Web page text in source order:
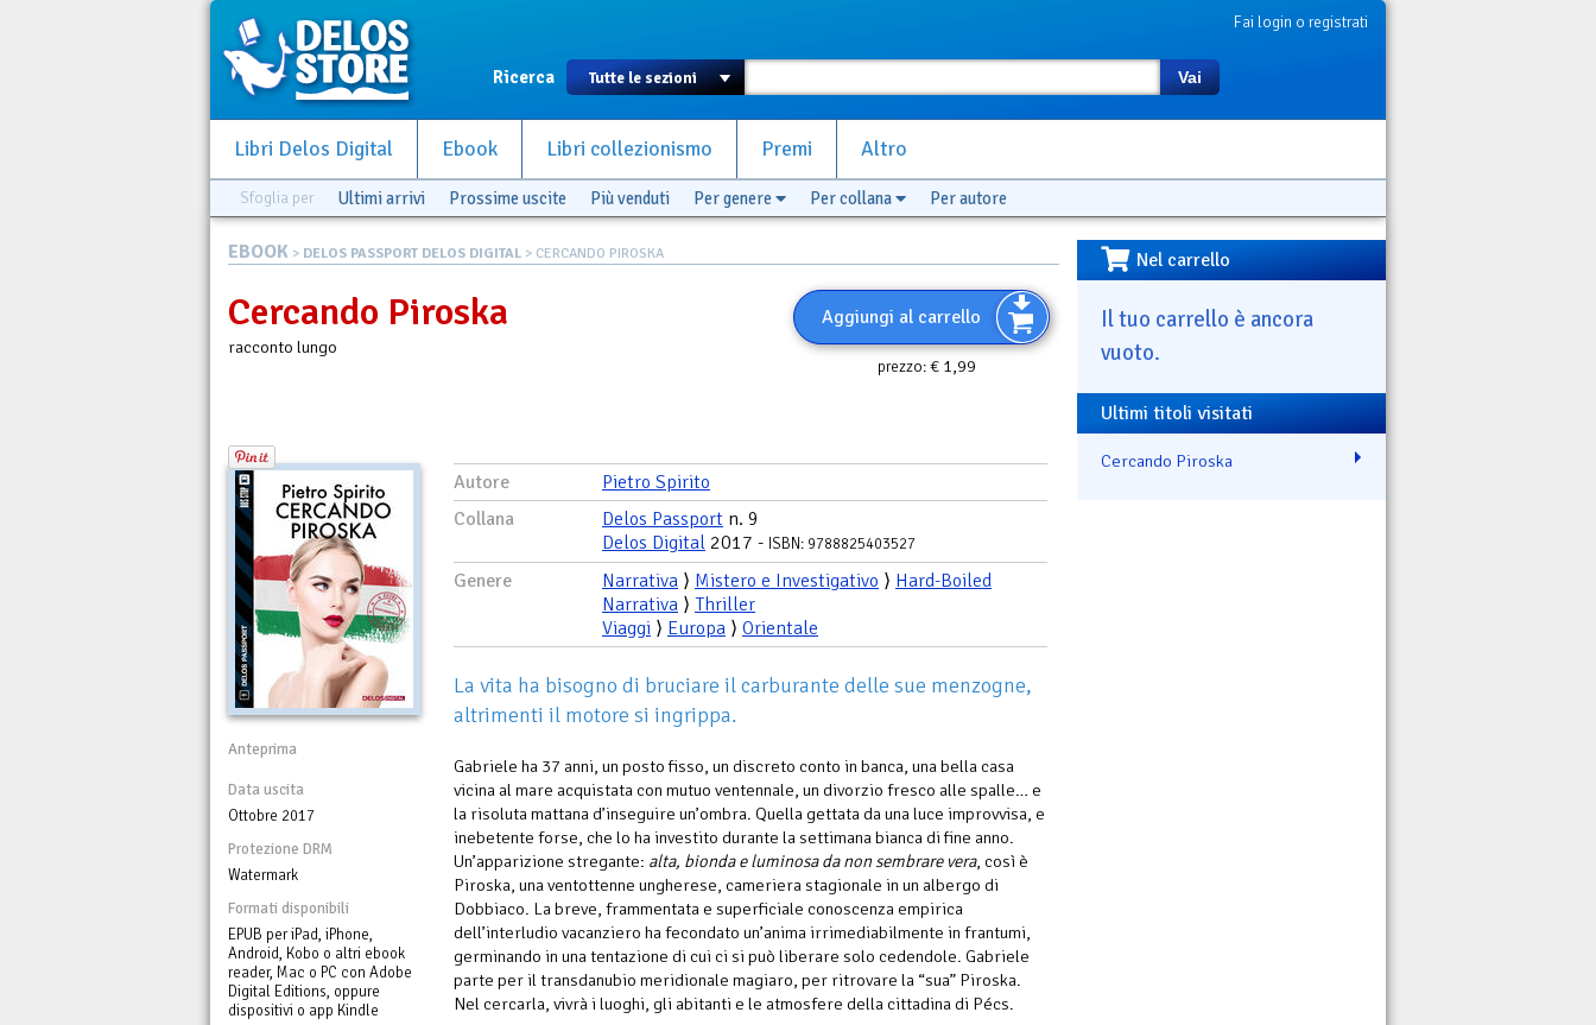
Fai login o registrati
Ricerca Vai
Libri Delos Digital Ebook Libri collezionismo Premi Altro
Sfoglia per Ultimi arrivi Prossime uscite Più venduti Per genere Per collana Per autore
EBOOK > DELOS PASSPORT DELOS DIGITAL > CERCANDO PIROSKA
Aggiungi al carrello
prezzo:€ 1,99
Cercando Piroska
racconto lungo
Anteprima
Data uscita
Ottobre 2017
Protezione DRM
Watermark
Formati disponibili
EPUB per iPad, iPhone,
Android, Kobo o altri ebook
reader, Mac o PC con Adobe
Digital Editions, oppure
dispositivi o app Kindle
Autore
Pietro Spirito
Collana
Delos Passport n. 9
Delos Digital 2017 - ISBN: 9788825403527
Genere Narrativa ⟩ Mistero e Investigativo ⟩ Hard-Boiled
Narrativa ⟩ Thriller
Viaggi ⟩ Europa ⟩ Orientale
La vita ha bisogno di bruciare il carburante delle sue menzogne,
altrimenti il motore si ingrippa.
Gabriele ha 37 anni, un posto fisso, un discreto conto in banca, una bella casa
vicina al mare acquistata con mutuo ventennale, un divorzio fresco alle spalle… e
la risoluta mattana d’inseguire un’ombra. Quella gettata da una luce improvvisa, e
inebetente forse, che lo ha investito durante la settimana bianca di fine anno.
Un’apparizione stregante: alta, bionda e luminosa da non sembrare vera, così è
Piroska, una ventottenne ungherese, cameriera stagionale in un albergo di
Dobbiaco. La breve, frammentata e superficiale conoscenza empirica
dell’interludio vacanziero ha fecondato un’anima irrimediabilmente in frantumi,
germinando in una tentazione di cui ci si può liberare solo cedendole. Gabriele
parte per il transdanubio meridionale magiaro, per ritrovare la “sua” Piroska.
Nel cercarla, vivrà i luoghi, gli abitanti e le atmosfere della cittadina di Pécs.
Nel carrello
Il tuo carrello è ancora
vuoto.
Ultimi titoli visitati
Cercando Piroska